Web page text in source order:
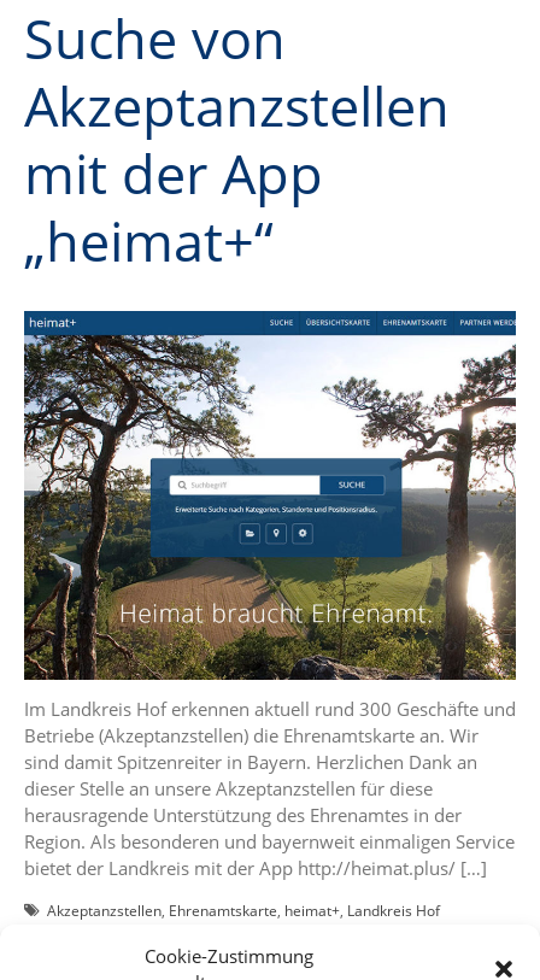
Cookie-Zustimmung
Suche von
Akzeptanzstellen
mit der App
„heimat+“
Im Landkreis Hof erkennen aktuell rund 300 Geschäfte und
Betriebe (Akzeptanzstellen) die Ehrenamtskarte an. Wir
sind damit Spitzenreiter in Bayern. Herzlichen Dank an
dieser Stelle an unsere Akzeptanzstellen für diese
herausragende Unterstützung des Ehrenamtes in der
Region. Als besonderen und bayernweit einmaligen Service
bietet der Landkreis mit der App http://heimat.plus/ […]
Akzeptanzstellen, Ehrenamtskarte, heimat+, Landkreis Hof
Beitrag lesen